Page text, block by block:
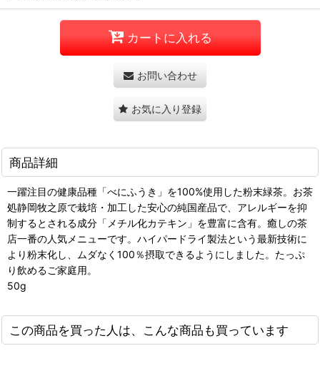
カートに入れる
お問い合わせ
お気に入り登録
商品詳細
一躍注目の健康品種「べにふうき」を100%使用した粉末緑茶。お茶
処静岡牧之原で栽培・加工した安心の純国産品で、アレルギーを抑
制するとされる成分「メチル化カテキン」を豊富に含有。癒しの茶
店一番の人気メニューです。ハイパードライ製法という最新技術に
より粉末化し、ムダなく100％摂取できるようにしました。たっぷ
り飲めるご家庭用。
50g
この商品を買った人は、こんな商品も買っています